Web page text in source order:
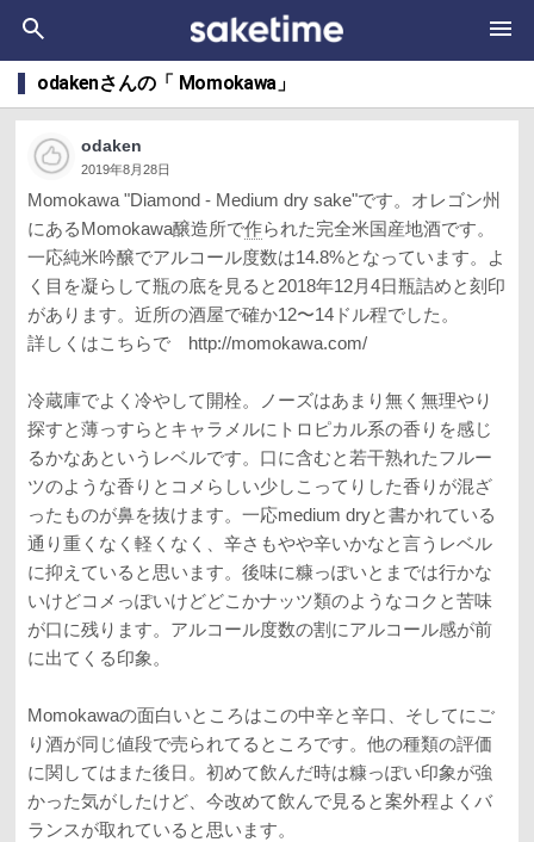
odakenさんの「 Momokawa」
odaken
2019年8月28日
Momokawa "Diamond - Medium dry sake"です。オレゴン州
にあるMomokawa醸造所で作られた完全米国産地酒です。
一応純米吟醸でアルコール度数は14.8%となっています。よ
く目を凝らして瓶の底を見ると2018年12月4日瓶詰めと刻印
があります。近所の酒屋で確か12〜14ドル程でした。
詳しくはこちらで http://momokawa.com/
冷蔵庫でよく冷やして開栓。ノーズはあまり無く無理やり
探すと薄っすらとキャラメルにトロピカル系の香りを感じ
るかなあというレベルです。口に含むと若干熟れたフルー
ツのような香りとコメらしい少しこってりした香りが混ざ
ったものが鼻を抜けます。一応medium dryと書かれている
通り重くなく軽くなく、辛さもやや辛いかなと言うレベル
に抑えていると思います。後味に糠っぽいとまでは行かな
いけどコメっぽいけどどこかナッツ類のようなコクと苦味
が口に残ります。アルコール度数の割にアルコール感が前
に出てくる印象。
Momokawaの面白いところはこの中辛と辛口、そしてにご
り酒が同じ値段で売られてるところです。他の種類の評価
に関してはまた後日。初めて飲んだ時は糠っぽい印象が強
かった気がしたけど、今改めて飲んで見ると案外程よくバ
ランスが取れていると思います。